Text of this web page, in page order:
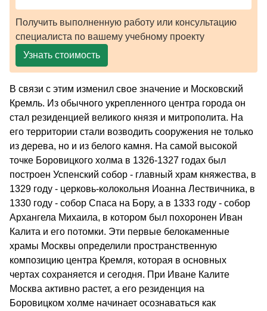
Получить выполненную работу или консультацию
специалиста по вашему учебному проекту
Узнать стоимость
В связи с этим изменил свое значение и Московский
Кремль. Из обычного укрепленного центра города он
стал резиденцией великого князя и митрополита. На
его территории стали возводить сооружения не только
из дерева, но и из белого камня. На самой высокой
точке Боровицкого холма в 1326-1327 годах был
построен Успенский собор - главный храм княжества, в
1329 году - церковь-колокольня Иоанна Лествичника, в
1330 году - собор Спаса на Бору, а в 1333 году - собор
Архангела Михаила, в котором был похоронен Иван
Калита и его потомки. Эти первые белокаменные
храмы Москвы определили пространственную
композицию центра Кремля, которая в основных
чертах сохраняется и сегодня. При Иване Калите
Москва активно растет, а его резиденция на
Боровицком холме начинает осознаваться как